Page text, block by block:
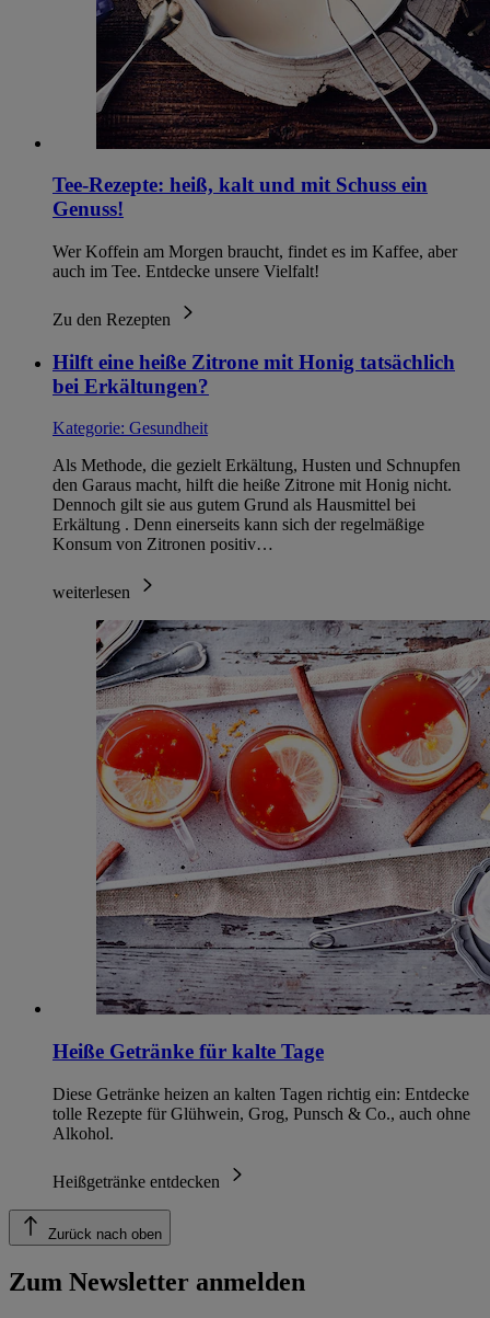
Tee-Rezepte: heiß, kalt und mit Schuss ein
Genuss!
Wer Koffein am Morgen braucht, findet es im Kaffee, aber
auch im Tee. Entdecke unsere Vielfalt!
Zu den Rezepten
Hilft eine heiße Zitrone mit Honig tatsächlich
bei Erkältungen?
Kategorie: Gesundheit
Als Methode, die gezielt Erkältung, Husten und Schnupfen
den Garaus macht, hilft die heiße Zitrone mit Honig nicht.
Dennoch gilt sie aus gutem Grund als Hausmittel bei
Erkältung . Denn einerseits kann sich der regelmäßige
Konsum von Zitronen positiv…
weiterlesen
Heiße Getränke für kalte Tage
Diese Getränke heizen an kalten Tagen richtig ein: Entdecke
tolle Rezepte für Glühwein, Grog, Punsch & Co., auch ohne
Alkohol.
Heißgetränke entdecken
Zurück nach oben
Zum Newsletter anmelden